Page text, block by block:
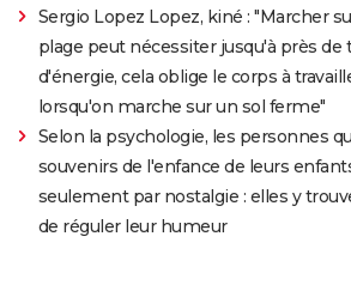
Sergio Lopez Lopez, kiné : "Marcher
plage peut nécessiter jusqu'à près de
d'énergie, cela oblige le corps à
lorsqu'on marche sur un sol ferme"
Selon la psychologie, les personnes
souvenirs de l'enfance de leurs
seulement par nostalgie : elles y
de réguler leur humeur